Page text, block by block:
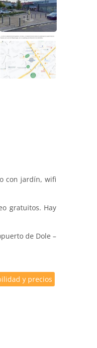
con jardín, wifi
gratuitos. Hay
de Dole –
y precios